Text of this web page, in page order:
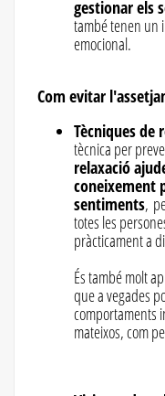
gestionar els
també tenen un
emocional.
Com evitar
Tècniques de
tècnica per
relaxació
coneixement
sentiments,
totes les
pràcticament a
És també molt
que a vegades
comportaments
mateixos, com